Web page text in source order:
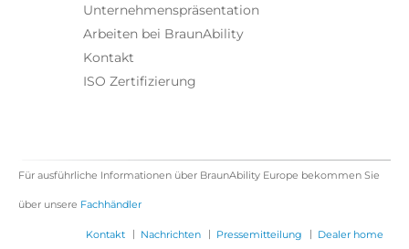
Unternehmenspräsentation
Arbeiten bei BraunAbility
Kontakt
ISO Zertifizierung
Für ausführliche Informationen über BraunAbility Europe bekommen Sie
über unsere Fachhändler
Kontakt | Nachrichten | Pressemitteilung | Dealer home